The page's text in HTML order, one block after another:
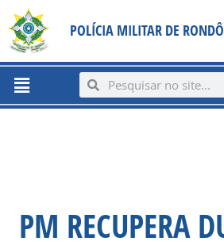
content
para
conteúdo
POLÍCIA MILITAR DE
Menu SearchSearch
PM RECUPERA